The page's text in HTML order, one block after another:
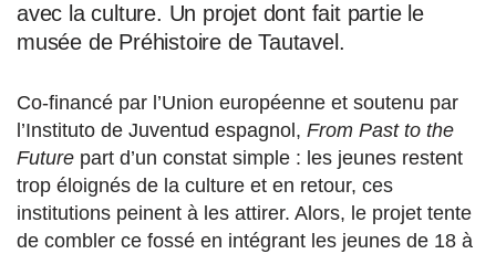
avec la culture. Un projet dont fait partie le
musée de Préhistoire de Tautavel.
Co-financé par l’Union européenne et soutenu par
l’Instituto de Juventud espagnol, From Past to the
Future part d’un constat simple : les jeunes restent
trop éloignés de la culture et en retour, ces
institutions peinent à les attirer. Alors, le projet tente
de combler ce fossé en intégrant les jeunes de 18 à